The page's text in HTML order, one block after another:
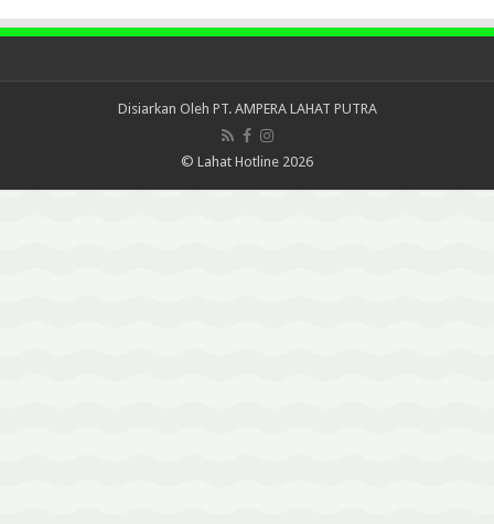
Disiarkan Oleh PT. AMPERA LAHAT PUTRA
© Lahat Hotline 2026